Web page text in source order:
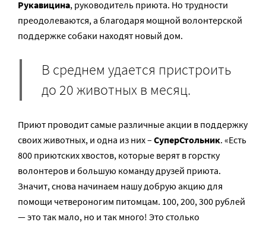
Рукавицина, руководитель приюта. Но трудности
преодолеваются, а благодаря мощной волонтерской
поддержке собаки находят новый дом.
В среднем удается пристроить
до 20 животных в месяц.
Приют проводит самые различные акции в поддержку
своих животных, и одна из них – СуперСтольник. «Есть
800 приютских хвостов, которые верят в горстку
волонтеров и большую команду друзей приюта.
Значит, снова начинаем нашу добрую акцию для
помощи четвероногим питомцам. 100, 200, 300 рублей
— это так мало, но и так много! Это столько